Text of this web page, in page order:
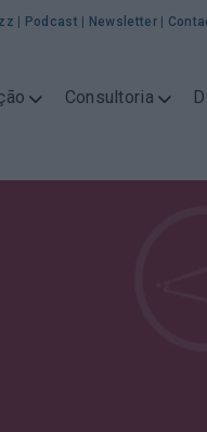
Podcast Newsletter|
Consultoria